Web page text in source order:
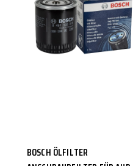
BOSCH
BOSCH ÖLFILTER